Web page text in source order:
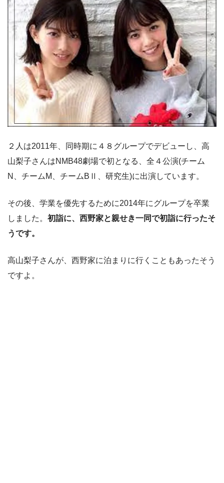
２人は2011年、同時期に４８グループでデビューし、高
山梨子さんはNMB48劇場で初となる、全４公演(チーム
N、チームM、チームBⅡ、研究生)に出演しています。
その後、学業を優先するために2014年にグループを卒業
しました。 初詣に、西野家と親せき一同で初詣に行ったそ
うです。
高山梨子さんが、西野家に泊まりに行くこともあったそう
ですよ。